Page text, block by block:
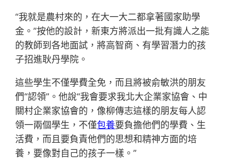
“我就是農村來的，在大一大二都拿著國家助學
金。”按他的設計，新東方將派出一批有識人之能
的教師到各地面試，將高智商、有學習潛力的孩
子招進耿丹學院。
這些學生不僅學費全免，而且將被俞敏洪的朋友
們“認領”。他說“我會要求我北大企業家協會、中
關村企業家協會的，像柳傳志這樣的朋友每人認
領一兩個學生，不僅包養要負擔他們的學費、生
活費，而且要負責他們的思想和精神方面的培
養，要像對自己的孩子一樣。”